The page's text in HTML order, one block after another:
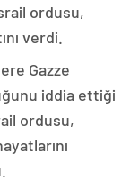
ordusu,
verdi.
Gazze
iddia ettiği
ordusu,